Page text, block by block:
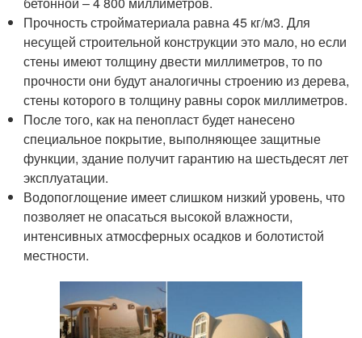
Прочность стройматериала равна 45 кг/м3. Для
несущей строительной конструкции это мало, но если
стены имеют толщину двести миллиметров, то по
прочности они будут аналогичны строению из дерева,
стены которого в толщину равны сорок миллиметров.
После того, как на пенопласт будет нанесено
специальное покрытие, выполняющее защитные
функции, здание получит гарантию на шестьдесят лет
эксплуатации.
Водопоглощение имеет слишком низкий уровень, что
позволяет не опасаться высокой влажности,
интенсивных атмосферных осадков и болотистой
местности.